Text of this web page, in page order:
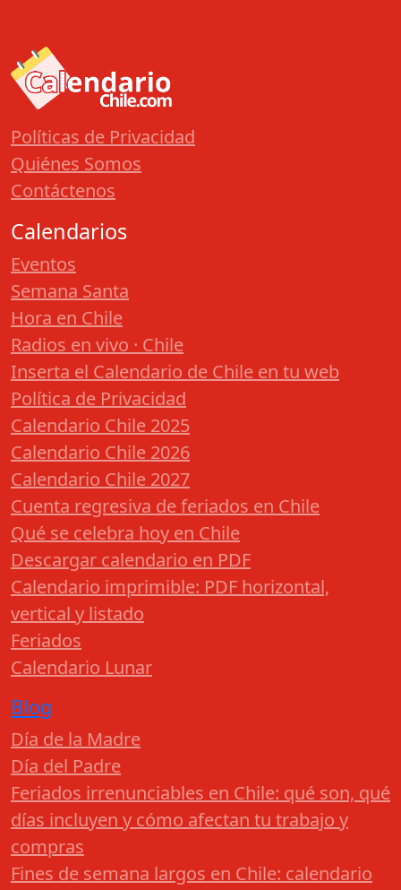
Políticas de Privacidad
Quiénes Somos
Contáctenos
Calendarios
Eventos
Semana Santa
Hora en Chile
Radios en vivo · Chile
Inserta el Calendario de Chile en tu web
Política de Privacidad
Calendario Chile 2025
Calendario Chile 2026
Calendario Chile 2027
Cuenta regresiva de feriados en Chile
Qué se celebra hoy en Chile
Descargar calendario en PDF
Calendario imprimible: PDF horizontal,
vertical y listado
Feriados
Calendario Lunar
Blog
Día de la Madre
Día del Padre
Feriados irrenunciables en Chile: qué son, qué
días incluyen y cómo afectan tu trabajo y
compras
Fines de semana largos en Chile: calendario